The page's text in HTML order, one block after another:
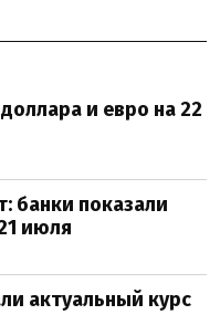
и евро на 22
банки показали
июля
актуальный курс